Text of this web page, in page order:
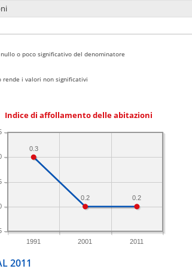
o poco significativo del denominatore
rende i valori non significativi
Indice di affollamento delle abitazioni
1991 2001 2011
0.2
0.2
0.3
2011